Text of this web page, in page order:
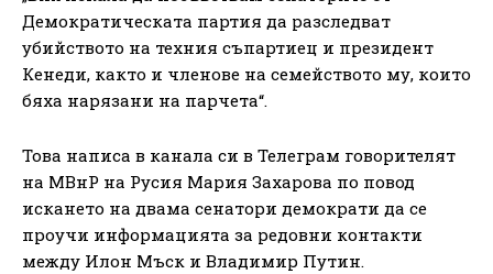
Демократическата партия да разследват
убийството на техния съпартиец и президент
Кенеди, както и членове на семейството му, които
бяха нарязани на парчета“.
Това написа в канала си в Телеграм говорителят
на МВнР на Русия Мария Захарова по повод
искането на двама сенатори демократи да се
проучи информацията за редовни контакти
между Илон Мъск и Владимир Путин.